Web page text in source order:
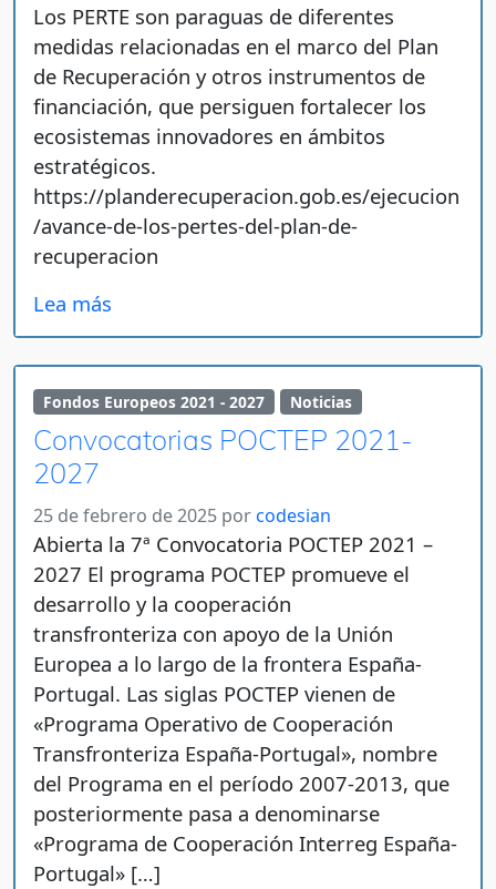
Los PERTE son paraguas de diferentes
medidas relacionadas en el marco del Plan
de Recuperación y otros instrumentos de
financiación, que persiguen fortalecer los
ecosistemas innovadores en ámbitos
estratégicos.
https://planderecuperacion.gob.es/ejecucion
/avance-de-los-pertes-del-plan-de-
recuperacion
Lea más
Fondos Europeos 2021 - 2027 Noticias
Convocatorias POCTEP 2021-
2027
25 de febrero de 2025 por codesian
Abierta la 7ª Convocatoria POCTEP 2021 –
2027 El programa POCTEP promueve el
desarrollo y la cooperación
transfronteriza con apoyo de la Unión
Europea a lo largo de la frontera España-
Portugal. Las siglas POCTEP vienen de
«Programa Operativo de Cooperación
Transfronteriza España-Portugal», nombre
del Programa en el período 2007-2013, que
posteriormente pasa a denominarse
«Programa de Cooperación Interreg España-
Portugal» […]